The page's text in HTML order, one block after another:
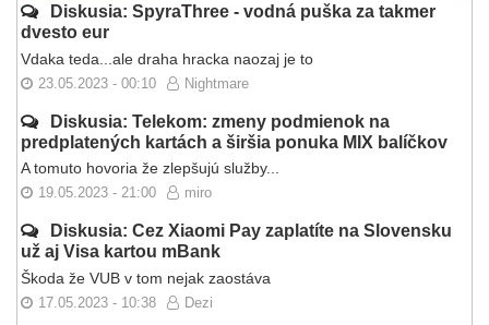
Diskusia: SpyraThree - vodná puška za takmer
dvesto eur
Vdaka teda...ale draha hracka naozaj je to
23.05.2023 - 00:10 Nightmare
Diskusia: Telekom: zmeny podmienok na
predplatených kartách a širšia ponuka MIX balíčkov
A tomuto hovoria že zlepšujú služby...
19.05.2023 - 21:00 miro
Diskusia: Cez Xiaomi Pay zaplatíte na Slovensku
už aj Visa kartou mBank
Škoda že VUB v tom nejak zaostáva
17.05.2023 - 10:38 Dezi